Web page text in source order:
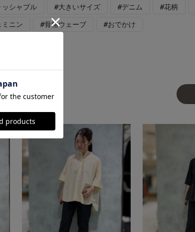
ッシャブル #大きいサイズ #デニム #花柄
ミニン #骨格ウェーブ #おでかけ